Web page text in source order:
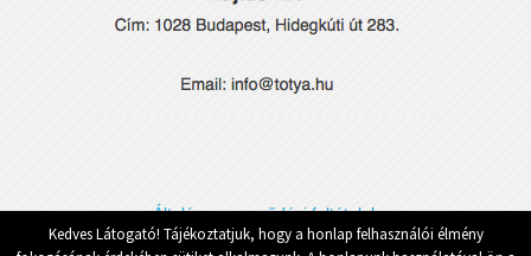
Általános szerződési feltételek
Kedves Látogató! Tájékoztatjuk, hogy a honlap felhasználói élmény